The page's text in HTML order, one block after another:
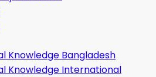
Knowledge Bangladesh
Knowledge International